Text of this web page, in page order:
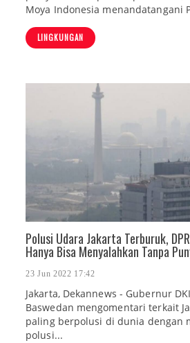
Moya Indonesia menandatangani
LINGKUNGAN
Polusi Udara Jakarta Terburuk,
Hanya Bisa Menyalahkan Tanpa
23 Jun 2022 17:42
Jakarta, Dekannews - Gubernur
Baswedan mengomentari terkait
paling berpolusi di dunia dengan
polusi...